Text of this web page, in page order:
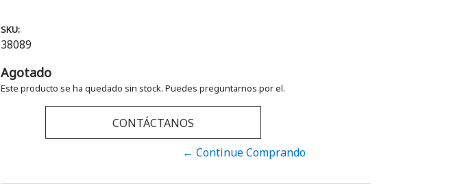
SKU:
38089
Agotado
Este producto se ha quedado sin stock. Puedes preguntarnos por el.
CONTÁCTANOS
← Continue Comprando